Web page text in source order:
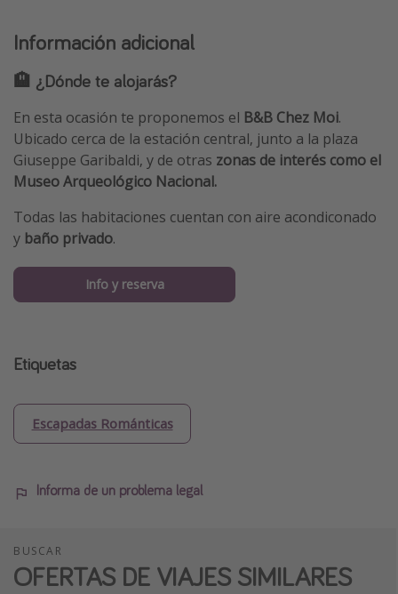
Información adicional
🏨 ¿Dónde te alojarás?
En esta ocasión te proponemos el B&B Chez Moi.
Ubicado cerca de la estación central, junto a la plaza
Giuseppe Garibaldi, y de otras zonas de interés como el
Museo Arqueológico Nacional.
Todas las habitaciones cuentan con aire acondiconado
y baño privado.
Info y reserva
Etiquetas
Escapadas Románticas
Informa de un problema legal
BUSCAR
OFERTAS DE VIAJES SIMILARES